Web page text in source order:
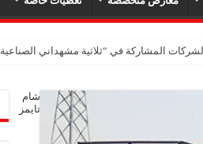
المشاركة في “ثلاثية مشهداني الصناعية 2026” بدمشق
شام
تايمز